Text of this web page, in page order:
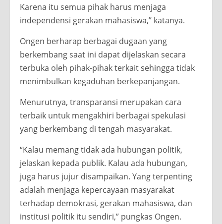
Karena itu semua pihak harus menjaga
independensi gerakan mahasiswa,” katanya.
Ongen berharap berbagai dugaan yang
berkembang saat ini dapat dijelaskan secara
terbuka oleh pihak-pihak terkait sehingga tidak
menimbulkan kegaduhan berkepanjangan.
Menurutnya, transparansi merupakan cara
terbaik untuk mengakhiri berbagai spekulasi
yang berkembang di tengah masyarakat.
“Kalau memang tidak ada hubungan politik,
jelaskan kepada publik. Kalau ada hubungan,
juga harus jujur disampaikan. Yang terpenting
adalah menjaga kepercayaan masyarakat
terhadap demokrasi, gerakan mahasiswa, dan
institusi politik itu sendiri,” pungkas Ongen.